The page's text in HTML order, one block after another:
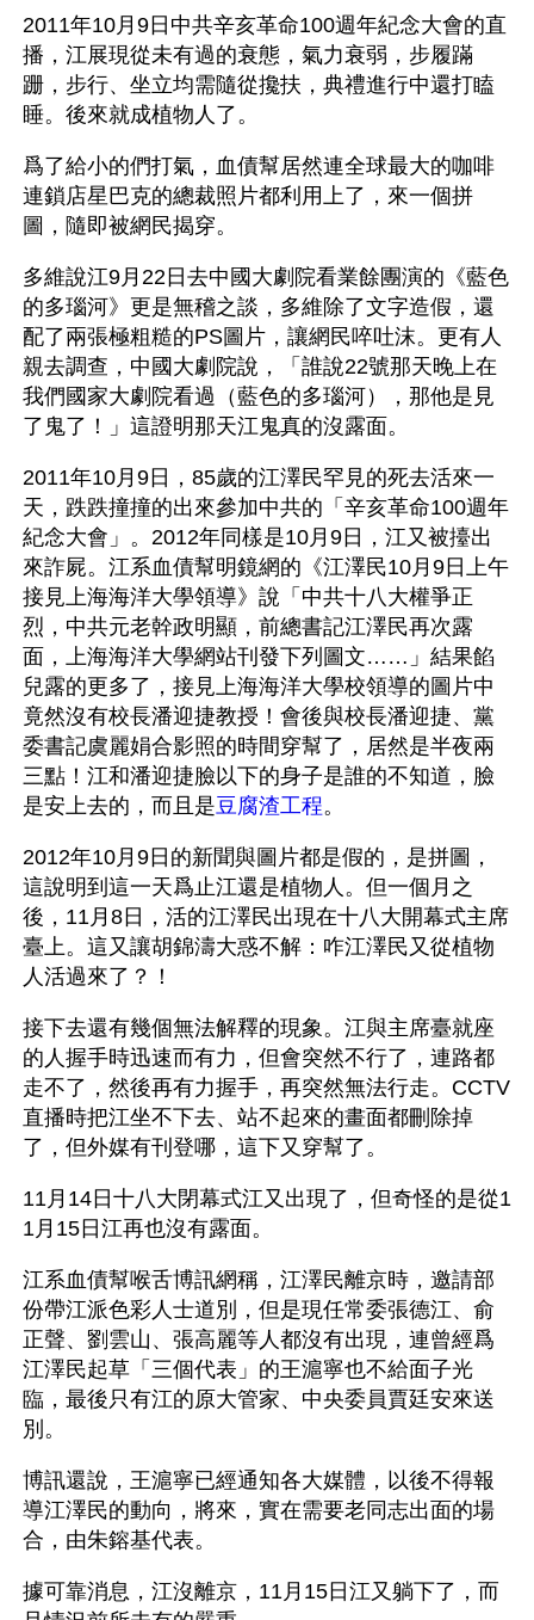
2011年10月9日中共辛亥革命100週年紀念大會的直
播，江展現從未有過的衰態，氣力衰弱，步履蹣
跚，步行、坐立均需隨從攙扶，典禮進行中還打瞌
睡。後來就成植物人了。
爲了給小的們打氣，血債幫居然連全球最大的咖啡
連鎖店星巴克的總裁照片都利用上了，來一個拼
圖，隨即被網民揭穿。
多維說江9月22日去中國大劇院看業餘團演的《藍色
的多瑙河》更是無稽之談，多維除了文字造假，還
配了兩張極粗糙的PS圖片，讓網民啐吐沫。更有人
親去調查，中國大劇院說，「誰說22號那天晚上在
我們國家大劇院看過（藍色的多瑙河），那他是見
了鬼了！」這證明那天江鬼真的沒露面。
2011年10月9日，85歲的江澤民罕見的死去活來一
天，跌跌撞撞的出來參加中共的「辛亥革命100週年
紀念大會」。2012年同樣是10月9日，江又被擡出
來詐屍。江系血債幫明鏡網的《江澤民10月9日上午
接見上海海洋大學領導》說「中共十八大權爭正
烈，中共元老幹政明顯，前總書記江澤民再次露
面，上海海洋大學網站刊發下列圖文……」結果餡
兒露的更多了，接見上海海洋大學校領導的圖片中
竟然沒有校長潘迎捷教授！會後與校長潘迎捷、黨
委書記虞麗娟合影照的時間穿幫了，居然是半夜兩
三點！江和潘迎捷臉以下的身子是誰的不知道，臉
是安上去的，而且是豆腐渣工程。
2012年10月9日的新聞與圖片都是假的，是拼圖，
這說明到這一天爲止江還是植物人。但一個月之
後，11月8日，活的江澤民出現在十八大開幕式主席
臺上。這又讓胡錦濤大惑不解：咋江澤民又從植物
人活過來了？！
接下去還有幾個無法解釋的現象。江與主席臺就座
的人握手時迅速而有力，但會突然不行了，連路都
走不了，然後再有力握手，再突然無法行走。CCTV
直播時把江坐不下去、站不起來的畫面都刪除掉
了，但外媒有刊登哪，這下又穿幫了。
11月14日十八大閉幕式江又出現了，但奇怪的是從1
1月15日江再也沒有露面。
江系血債幫喉舌博訊網稱，江澤民離京時，邀請部
份帶江派色彩人士道別，但是現任常委張德江、俞
正聲、劉雲山、張高麗等人都沒有出現，連曾經爲
江澤民起草「三個代表」的王滬寧也不給面子光
臨，最後只有江的原大管家、中央委員賈廷安來送
別。
博訊還說，王滬寧已經通知各大媒體，以後不得報
導江澤民的動向，將來，實在需要老同志出面的場
合，由朱鎔基代表。
據可靠消息，江沒離京，11月15日江又躺下了，而